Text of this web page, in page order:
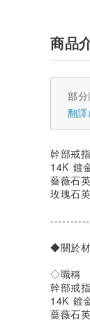
商品
部
翻譯
幹部戒指
14K 鍍
薔薇石英
玫瑰石英
◆關於
◇職稱
幹部戒指
14K 鍍
薔薇石英